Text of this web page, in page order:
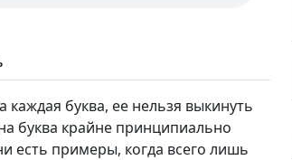
каждая буква, ее нельзя выкинуть
буква крайне принципиально
есть примеры, когда всего лишь